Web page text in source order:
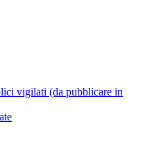
vigilati (da pubblicare in